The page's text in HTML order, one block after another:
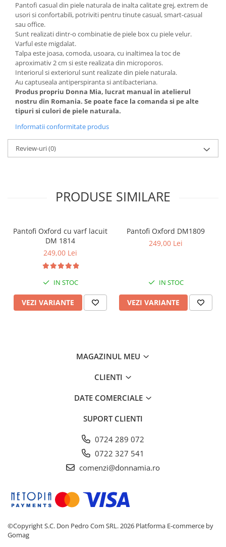
Pantofi casual din piele naturala de inalta calitate grej, extrem de
usori si confortabili, potriviti pentru tinute casual, smart-casual
sau office.
Sunt realizati dintr-o combinatie de piele box cu piele velur.
Varful este migdalat.
Talpa este joasa, comoda, usoara, cu inaltimea la toc de
aproximativ 2 cm si este realizata din microporos.
Interiorul si exteriorul sunt realizate din piele naturala.
Au captuseala antiperspiranta si antibacteriana.
Produs propriu Donna Mia, lucrat manual in atelierul
nostru din Romania. Se poate face la comanda si pe alte
tipuri si culori de piele naturala.
Informatii conformitate produs
Review-uri(0)
PRODUSE SIMILARE
Pantofi Oxford cu varf lacuit
DM 1814
249,00 Lei
IN STOC
VEZI VARIANTE
Pantofi Oxford DM1809
249,00 Lei
IN STOC
VEZI VARIANTE
MAGAZINUL MEU
CLIENTI
DATE COMERCIALE
SUPORT CLIENTI
0724 289 072
0722 327 541
comenzi@donnamia.ro
©Copyright S.C. Don Pedro Com SRL. 2026 Platforma E-commerce by
Gomag